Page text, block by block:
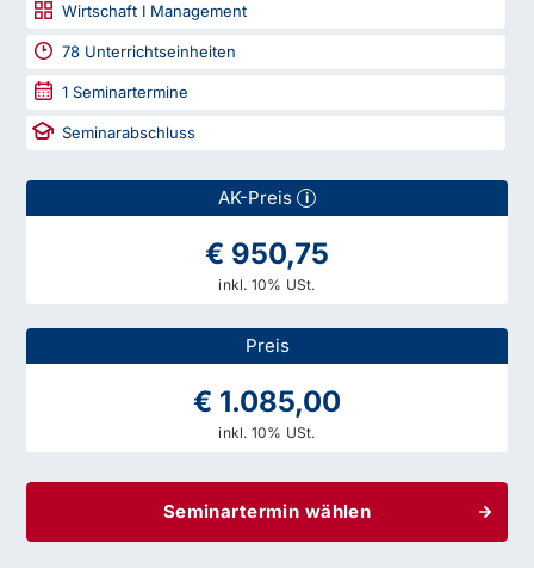
Wirtschaft I Management
78 Unterrichtseinheiten
1 Seminartermine
Seminarabschluss
AK-Preis i
€ 950,75
inkl. 10% USt.
Preis
€ 1.085,00
inkl. 10% USt.
Seminartermin wählen